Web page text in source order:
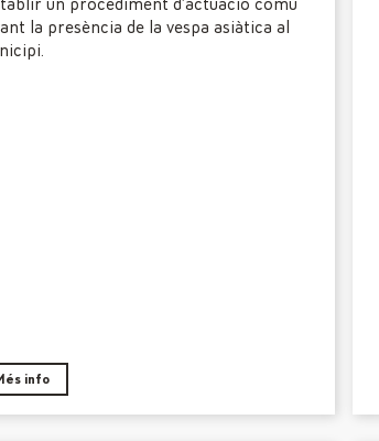
un procediment d’actuació comú
la presència de la vespa asiàtica al
info